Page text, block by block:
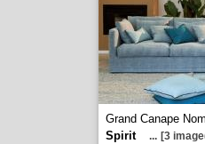
Grand Canape
Spirit
... [3